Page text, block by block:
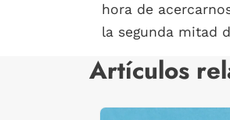
hora de
la segunda mitad
Artículos